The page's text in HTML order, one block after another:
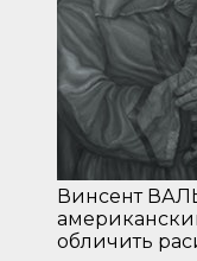
Винсент
обличить